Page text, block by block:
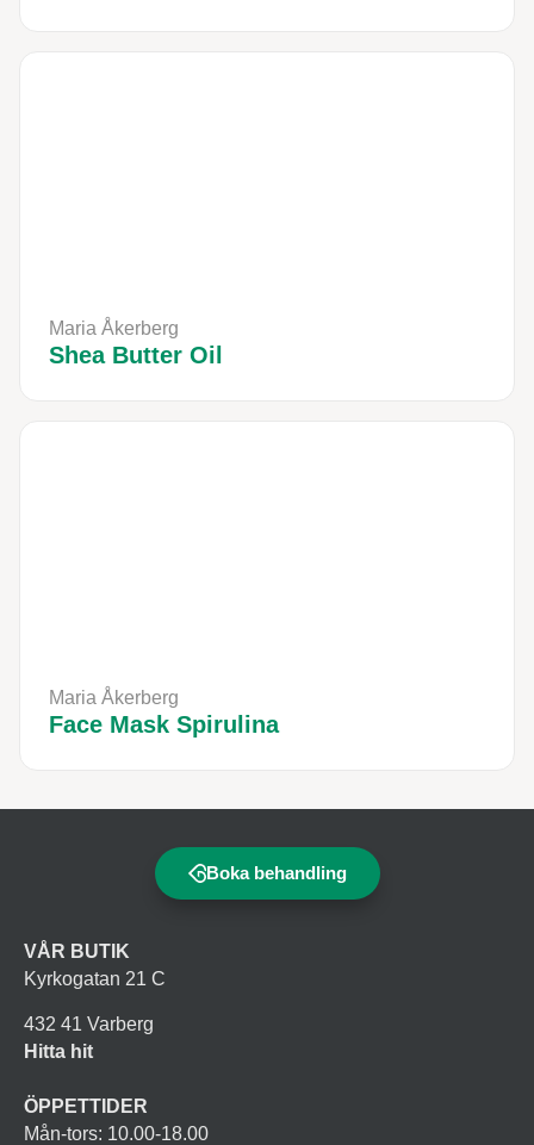
Maria Åkerberg
Shea Butter Oil
Maria Åkerberg
Face Mask Spirulina
Boka behandling
VÅR BUTIK
Kyrkogatan 21 C
432 41 Varberg
Hitta hit
ÖPPETTIDER
Mån-tors: 10.00-18.00